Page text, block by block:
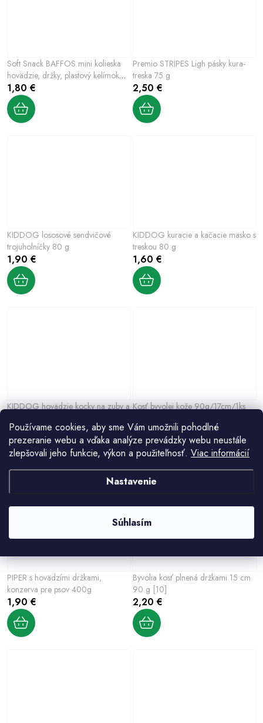
Používame cookies, aby sme Vám umožnili pohodlné
prezeranie webu a vďaka analýze prevádzky webu neustále
zlepšovali jeho funkcie, výkon a použiteľnosť. Viac informácií
Nastavenie
Súhlasím
Soft Snack BAFFOS mini kolieska
hovädzie, držky, plastový kelímok
140 g
1,80 €
Premio STRIPES Ligh pásky kura-
treska 75 g
2,50 €
KIDDOG lososové sendvičové
trojuholníčky 80 g
1,90 €
KIDDOG kuracie a kačacie mäsko s
treskou 80 g
1,60 €
KIDDOG hovädzie kocky na zuby a
1,70 €
Kosť byvolej kože 90g/17cm/1ks
PIPER s hovädzími držkami,
konzerva pre psov 400g
1,90 €
Byvolia kosť plnená držkami 15 cm
90 g [10]
2,20 €